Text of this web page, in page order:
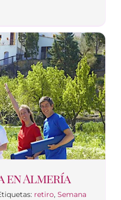
en Almería
retiro, Semana